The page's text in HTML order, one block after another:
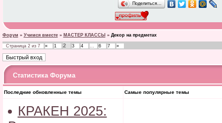
Поделиться…
Форум » Учимся вместе » МАСТЕР КЛАССЫ » Декор на предметах
Страница 2из 7 « 1 2 3 4 … 6 7 »
Статистика Форума
Последние обновленные темы Самые популярные темы
КРАКЕН 2025: